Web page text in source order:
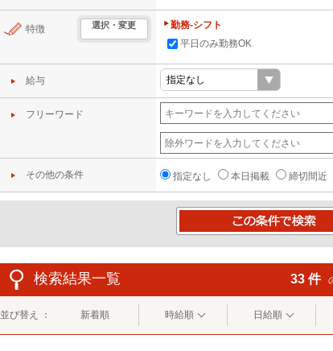
特徴 選択・変更
勤務-シフト
平日のみ勤務OK
給与
フリーワード
その他の条件 指定なし 本日掲載 締切間近
検索結果一覧 33 件
並び替え ： 新着順 時給順 日給順